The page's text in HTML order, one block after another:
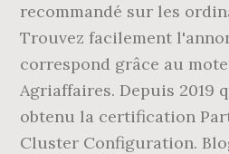
recommandé sur les
Trouvez facilement
correspond grâce au
Agriaffaires. Depuis 2019
obtenu la certification
Cluster Configuration.